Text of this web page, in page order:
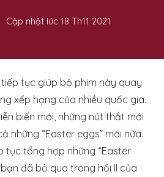
Cập nhật lúc18 Th11 2021
tiếp tục giúp bộ phim này quay
xếp hạng của nhiều quốc gia.
biến mới, những nút thắt mới
những “Easter eggs” mới nữa.
tục tổng hợp những “Easter
đã bỏ qua trong hồi II của